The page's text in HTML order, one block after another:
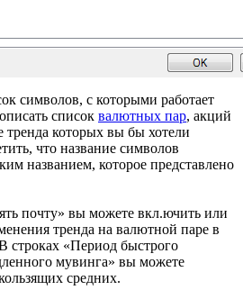
символов, с которыми работает
список валютных пар, акций
тренда которых вы бы хотели
что название символов
названием, которое представлено
почту» вы можете вкл.ючить или
тренда на валютной паре в
строках «Период быстрого
мувинга» вы можете
средних.